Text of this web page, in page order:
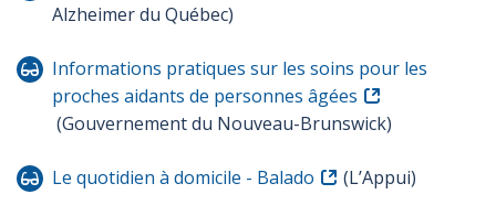
Alzheimer du Québec)
Informations pratiques sur les soins pour les
proches aidants de personnes âgées
(Gouvernement du Nouveau-Brunswick)
Le quotidien à domicile - Balado (L’Appui)